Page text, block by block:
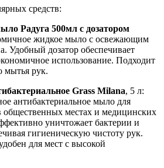
средств:
Радуга 500мл с дозатором
жидкое мыло с освежающим
Удобный дозатор обеспечивает
использование. Подходит
мытья рук.
Grass Milana, 5 л:
антибактериальное мыло для
общественных местах и медицинских
уничтожает бактерии и
гигиеническую чистоту рук.
для мест с высокой